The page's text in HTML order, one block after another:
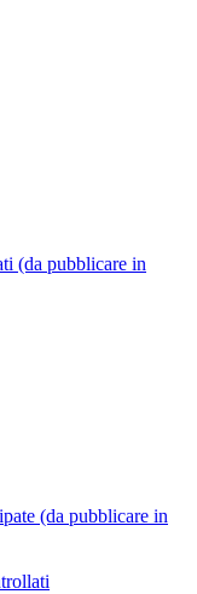
(da pubblicare in
(da pubblicare in